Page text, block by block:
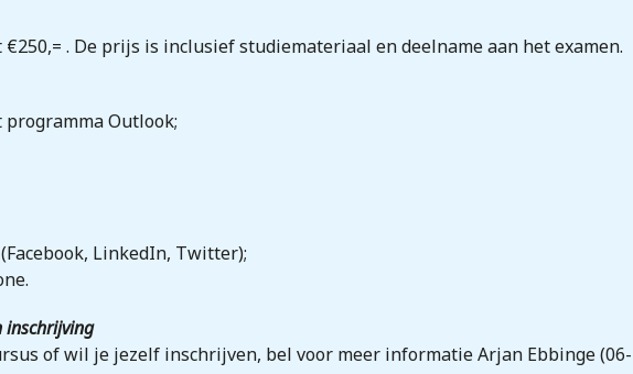
. De prijs is inclusief studiemateriaal en deelname aan het examen.
Outlook;
LinkedIn, Twitter);
inschrijving
of wil je jezelf inschrijven, bel voor meer informatie Arjan Ebbinge